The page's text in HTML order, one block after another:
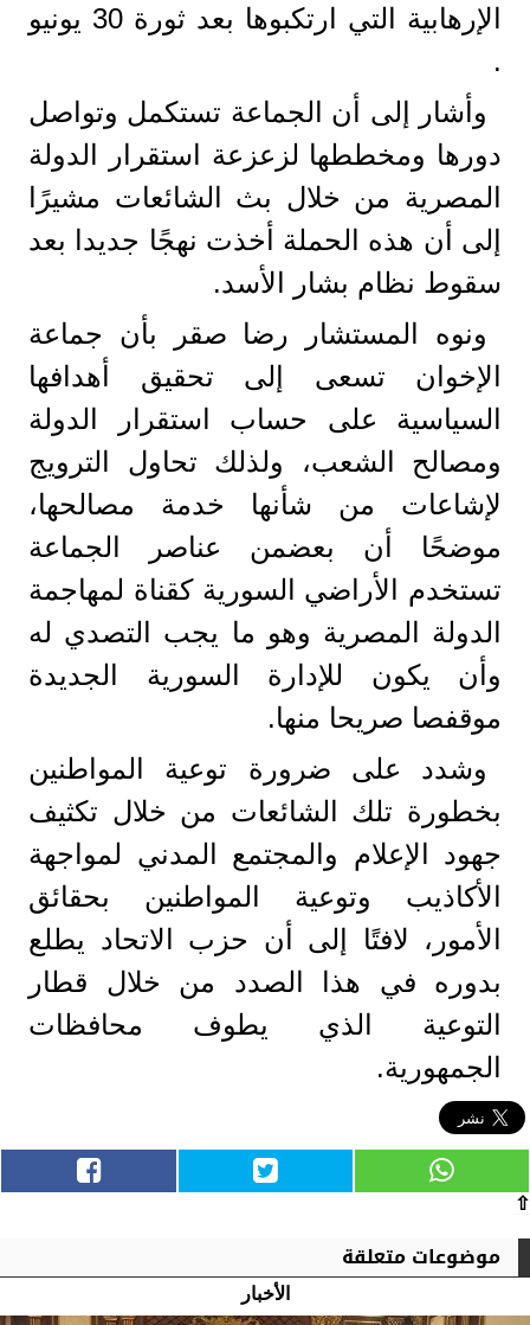
الإرهابية التي ارتكبوها بعد ثورة 30 يونيو
.
وأشار إلى أن الجماعة تستكمل وتواصل
دورها ومخططها لزعزعة استقرار الدولة
المصرية من خلال بث الشائعات مشيرًا
إلى أن هذه الحملة أخذت نهجًا جديدا بعد
سقوط نظام بشار الأسد.
ونوه المستشار رضا صقر بأن جماعة
الإخوان تسعى إلى تحقيق أهدافها
السياسية على حساب استقرار الدولة
ومصالح الشعب، ولذلك تحاول الترويج
لإشاعات من شأنها خدمة مصالحها،
موضحًا أن بعضمن عناصر الجماعة
تستخدم الأراضي السورية كقناة لمهاجمة
الدولة المصرية وهو ما يجب التصدي له
وأن يكون للإدارة السورية الجديدة
موقفصا صريحا منها.
وشدد على ضرورة توعية المواطنين
بخطورة تلك الشائعات من خلال تكثيف
جهود الإعلام والمجتمع المدني لمواجهة
الأكاذيب وتوعية المواطنين بحقائق
الأمور، لافتًا إلى أن حزب الاتحاد يطلع
بدوره في هذا الصدد من خلال قطار
التوعية الذي يطوف محافظات
الجمهورية.
⇧
موضوعات متعلقة
الأخبار